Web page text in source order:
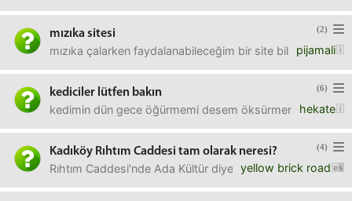
(2)
mızıka sitesi
pijamali
mızıka çalarken faydalanabileceğim bir site bileniniz var
(6)
kediciler lütfen bakın
hekate
kedimin dün gece öğürmemi desem öksürmemi desem
(4)
Kadıköy Rıhtım Caddesi tam olarak neresi?
yellow brick road
Rıhtım Caddesi'nde Ada Kültür diye bir yer varmış,